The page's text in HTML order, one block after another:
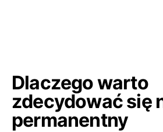
Dlaczego warto
zdecydować się
permanentny